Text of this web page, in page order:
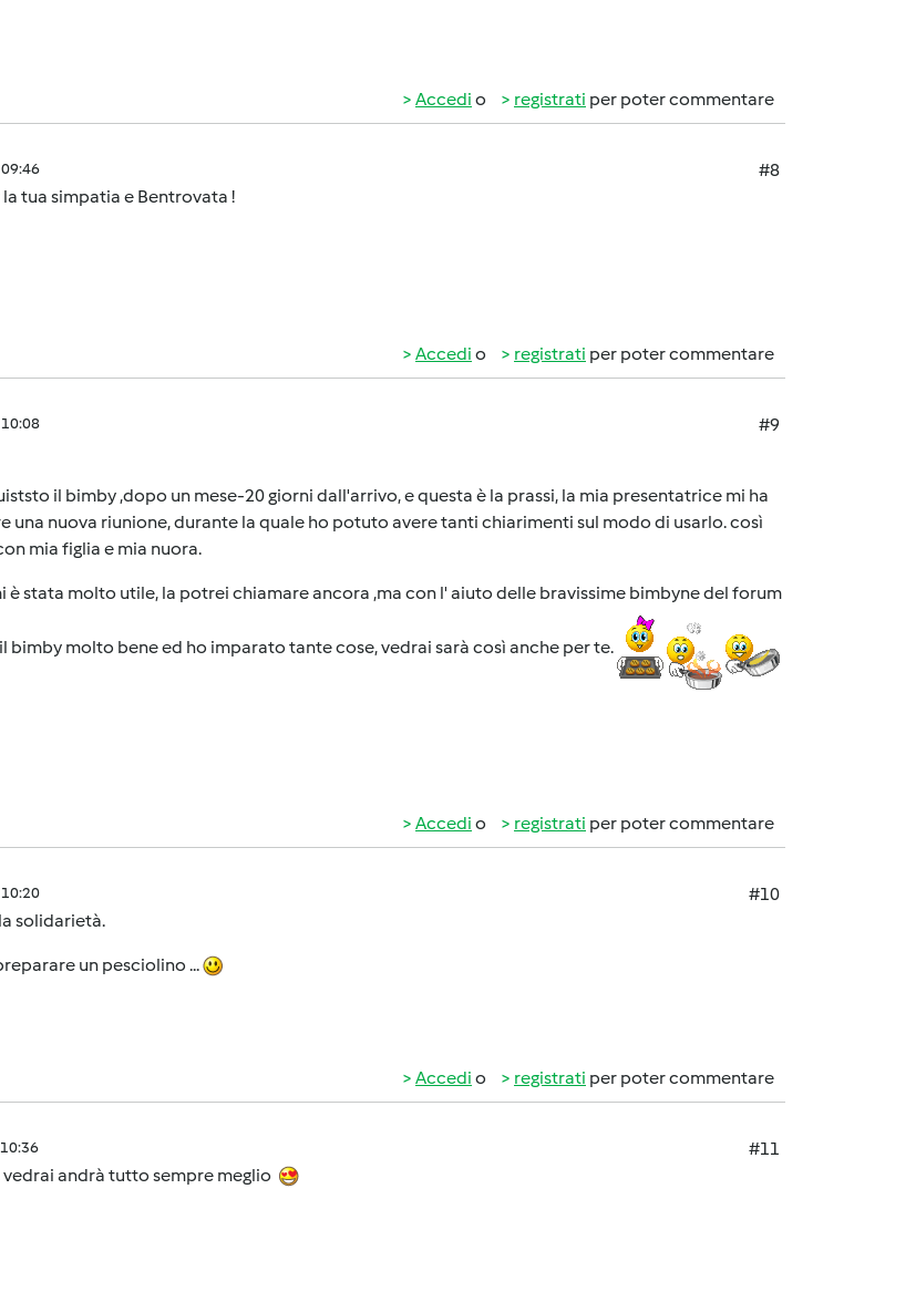
Accedi o registrati per poter commentare
#8
tua simpatia e Bentrovata !
Accedi o registrati per poter commentare
#9
il bimby ,dopo un mese-20 giorni dall'arrivo, e questa è la prassi, la mia presentatrice mi ha
una nuova riunione, durante la quale ho potuto avere tanti chiarimenti sul modo di usarlo. così
mia figlia e mia nuora.
è stata molto utile, la potrei chiamare ancora ,ma con l' aiuto delle bravissime bimbyne del forum
bimby molto bene ed ho imparato tante cose, vedrai sarà così anche per te.
Accedi o registrati per poter commentare
#10
solidarietà.
un pesciolino ...
Accedi o registrati per poter commentare
#11
vedrai andrà tutto sempre meglio